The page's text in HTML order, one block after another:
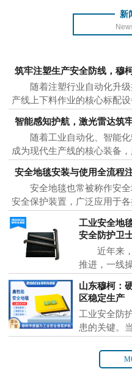
新
筑牢注塑生产安全防线，穆
随着注塑行业自动化升级
产线上下料作业的核心标配
智能感知护航，激光雷达筑
随着工业自动化、智能化
成为现代生产线的核心装备
安全地毯安装与使用全流程
安全地毯也常被称作安全
安全保护装置，广泛应用于
工业安全地
安全防护卫
近年来，
推进，一线
山东穆柯：
区稳定生产
工业安全防
患的关键。